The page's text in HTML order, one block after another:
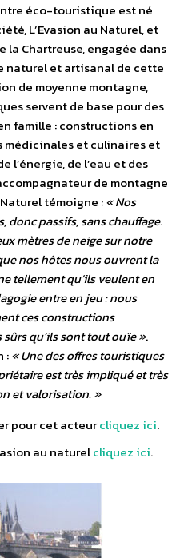
éco-touristique est né
L’Evasion au Naturel, et
la Chartreuse, engagée dans
naturel et artisanal de cette
de moyenne montagne,
servent de base pour des
famille : constructions en
médicinales et culinaires et
l’énergie, de l’eau et des
de montagne
témoigne :« Nos
passifs, sans chauffage.
mètres de neige sur notre
nos hôtes nous ouvrent la
tellement qu’ils veulent en
entre en jeu : nous
ces constructions
qu’ils sont tout ouïe ».
:« Une des offres touristiques
est très impliqué et très
et valorisation. »
pour cet acteurcliquez ici.
au naturelcliquez ici.